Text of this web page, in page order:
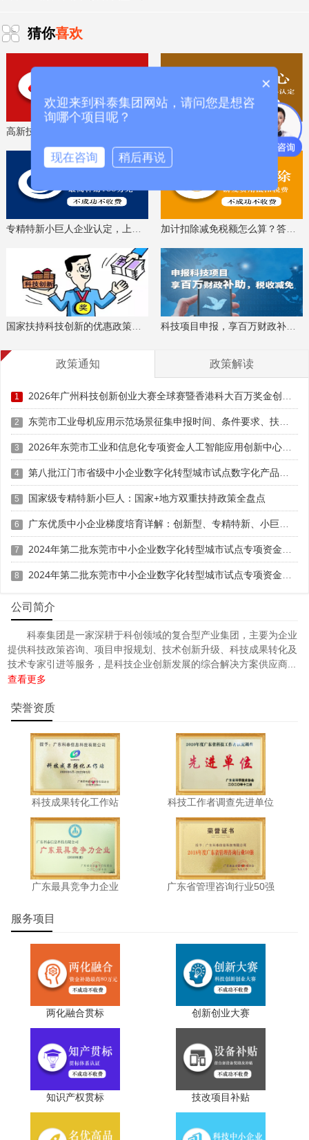
猜你喜欢
省工程技术研究中心，专业申报、指导培训
加计扣除减免税额怎么算？答疑解惑、咨询培训
国家扶持科技创新的优惠政策，索取资料、解读政策 科技项目申报，享百万财政补贴，减免40%所得税
政策通知 政策解读
1 2026年广州科技创新创业大赛全球赛暨香港科大百万奖金创业大赛广州赛参赛条件、扶持奖励
2 东莞市工业母机应用示范场景征集申报时间、条件要求、扶持奖励
3 2026年东莞市工业和信息化专项资金人工智能应用创新中心专题项目申报时间、条件要求、资助奖励
4 第八批江门市省级中小企业数字化转型城市试点数字化产品征集申报时间、条件要求
5 国家级专精特新小巨人：国家+地方双重扶持政策全盘点
6 广东优质中小企业梯度培育详解：创新型、专精特新、小巨人三者区别与申报攻略
7 2024年第二批东莞市中小企业数字化转型城市试点专项资金两化融合管理体系贯标项目资助计划
8 2024年第二批东莞市中小企业数字化转型城市试点专项资金两化融合管理体系贯标项目拟资助企业名单的公示
公司简介
科泰集团是一家深耕于科创领域的复合型产业集团，主要为企业
提供科技政策咨询、项目申报规划、技术创新升级、科技成果转化及
技术专家引进等服务，是科技企业创新发展的综合解决方案供应商...
查看更多
荣誉资质
科技成果转化工作站 科技工作者调查先进单位
广东最具竞争力企业 广东省管理咨询行业50强
服务项目
两化融合贯标 创新创业大赛
知识产权贯标 技改项目补贴
×
欢迎来到科泰集团网站，请问您是想咨
询哪个项目呢？
现在咨询 稍后再说